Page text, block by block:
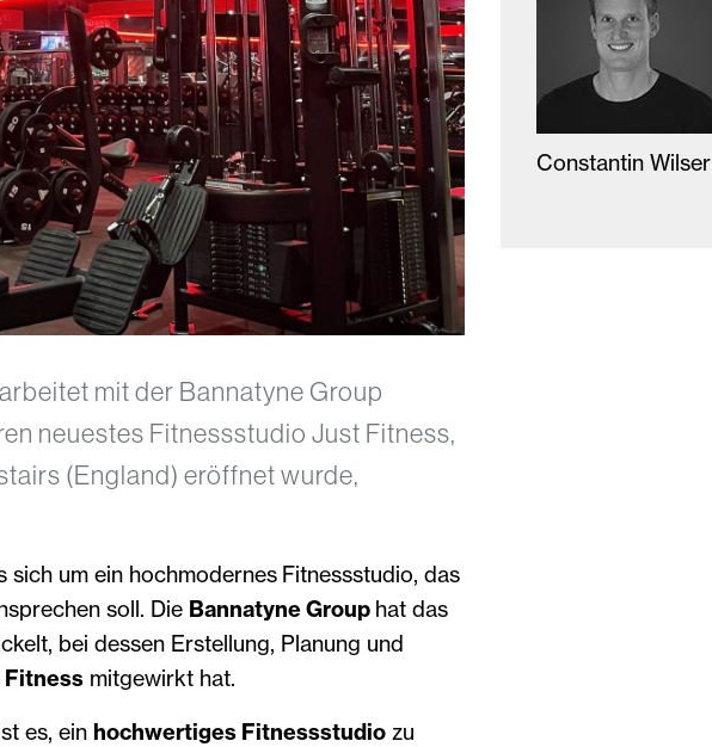
mit der Bannatyne Group
neuestes Fitnessstudio Just Fitness,
(England) eröffnet wurde,
sich um ein hochmodernes Fitnessstudio, das
soll. Die Bannatyne Group hat das
bei dessen Erstellung, Planung und
Fitnessmitgewirkt hat.
es, ein hochwertiges Fitnessstudiozu
Constantin Wilser